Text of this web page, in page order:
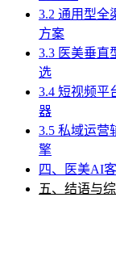
3.2 通用型全
方案
3.3 医美垂直
选
3.4 短视频平
器
3.5 私域运营
擎
四、医美AI
五、结语与